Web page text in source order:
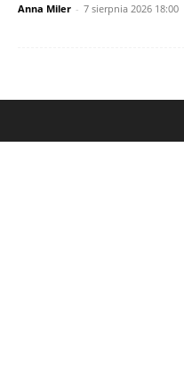
Anna Miler - 7 sierpnia 2026 18:00